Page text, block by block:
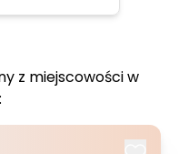
z miejscowości w